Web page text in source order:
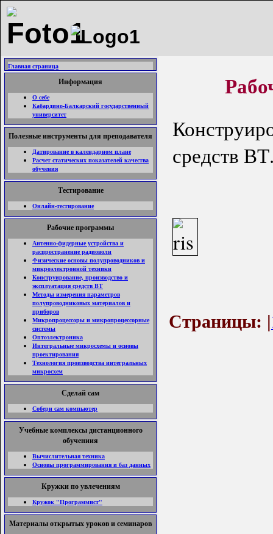
Главная страница
Информация
О себе
Кабардино-Балкарский государственный
университет
Полезные инструменты для преподавателя
Датирование в календарном плане
Расчет статических показателей качества
обучения
Тестирование
Онлайн-тестирование
Рабочие программы
Антенно-фидерные устройства и
распространение радиоволн
Физические основы полупроводников и
микроэлектронной техники
Конструирование, производство и
эксплуатация средств ВТ
Методы измерения параметров
полупроводниковых материалов и
приборов
Микропроцессоры и микропроцессорные
системы
Оптоэлектроника
Интегральные микросхемы и основы
проектирования
Технология производства интегральных
микросхем
Сделай сам
Собери сам компьютер
Учебные комплексы дистанционного
обучениия
Вычислительная техника
Основы программирования и баз данных
Кружки по увлечениям
Кружок "Программист"
Материалы открытых уроков и семинаров
средств
Страницы: |